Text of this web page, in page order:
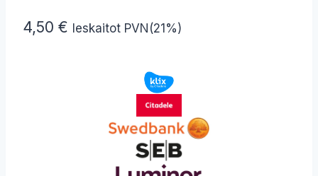
4,50 € Ieskaitot PVN(21%)